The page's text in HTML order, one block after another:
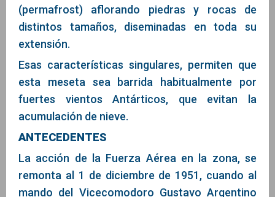
(permafrost) aflorando piedras y rocas de
distintos tamaños, diseminadas en toda su
extensión.
Esas características singulares, permiten que
esta meseta sea barrida habitualmente por
fuertes vientos Antárticos, que evitan la
acumulación de nieve.
ANTECEDENTES
La acción de la Fuerza Aérea en la zona, se
remonta al 1 de diciembre de 1951, cuando al
mando del Vicecomodoro Gustavo Argentino